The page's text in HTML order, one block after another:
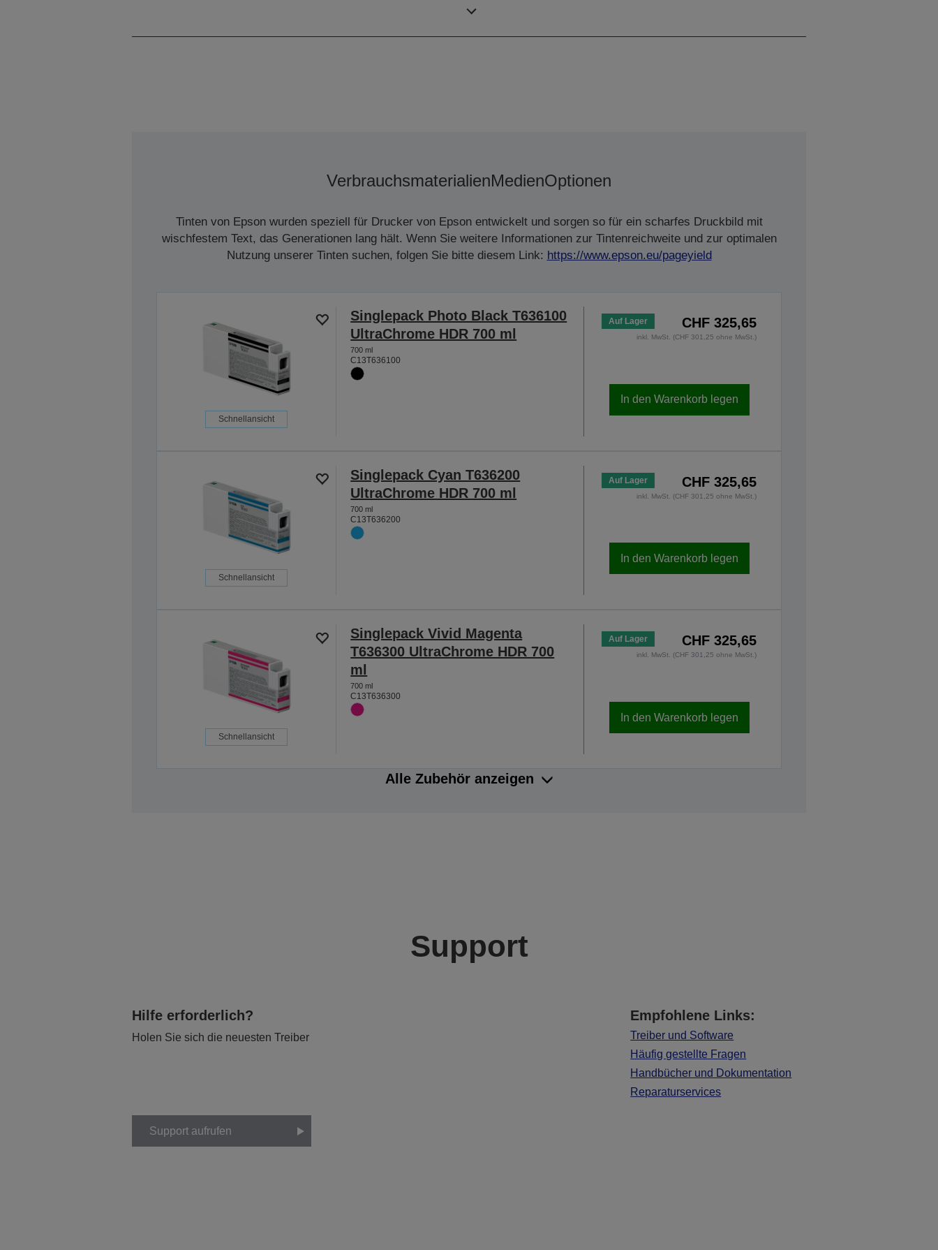
VerbrauchsmaterialienMedienOptionen
Tinten von Epson wurden speziell für Drucker von Epson entwickelt und sorgen so für ein scharfes Druckbild mit
wischfestem Text, das Generationen lang hält. Wenn Sie weitere Informationen zur Tintenreichweite und zur optimalen
Nutzung unserer Tinten suchen, folgen Sie bitte diesem Link: https://www.epson.eu/pageyield
Schnellansicht
Singlepack Photo Black T636100
UltraChrome HDR 700 ml
700 ml
C13T636100
Auf Lager CHF 325,65
inkl. MwSt. (CHF 301,25 ohne MwSt.)
In den Warenkorb legen
Schnellansicht
Singlepack Cyan T636200
UltraChrome HDR 700 ml
700 ml
C13T636200
Auf Lager CHF 325,65
inkl. MwSt. (CHF 301,25 ohne MwSt.)
In den Warenkorb legen
Schnellansicht
Singlepack Vivid Magenta
T636300 UltraChrome HDR 700
ml
700 ml
C13T636300
Auf Lager CHF 325,65
inkl. MwSt. (CHF 301,25 ohne MwSt.)
In den Warenkorb legen
Alle Zubehör anzeigen
Support
Hilfe erforderlich?
Holen Sie sich die neuesten Treiber
Empfohlene Links:
Treiber und Software
Häufig gestellte Fragen
Handbücher und Dokumentation
Reparaturservices
Support aufrufen